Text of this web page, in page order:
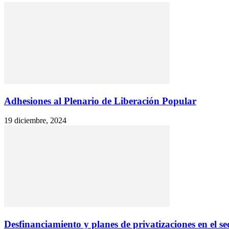
Adhesiones al Plenario de Liberación Popular
19 diciembre, 2024
Desfinanciamiento y planes de privatizaciones en el